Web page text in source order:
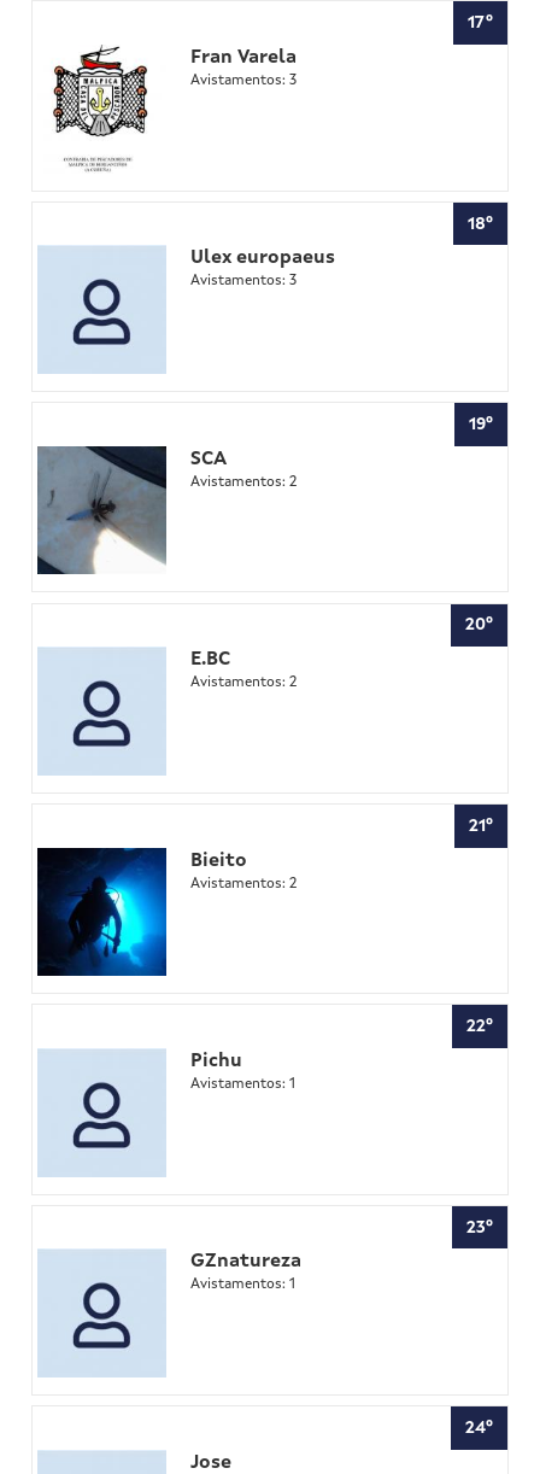
17º
Fran Varela
Avistamentos: 3
18º
Ulex europaeus
Avistamentos: 3
19º
SCA
Avistamentos: 2
20º
E.BC
Avistamentos: 2
21º
Bieito
Avistamentos: 2
22º
Pichu
Avistamentos: 1
23º
GZnatureza
Avistamentos: 1
24º
Jose